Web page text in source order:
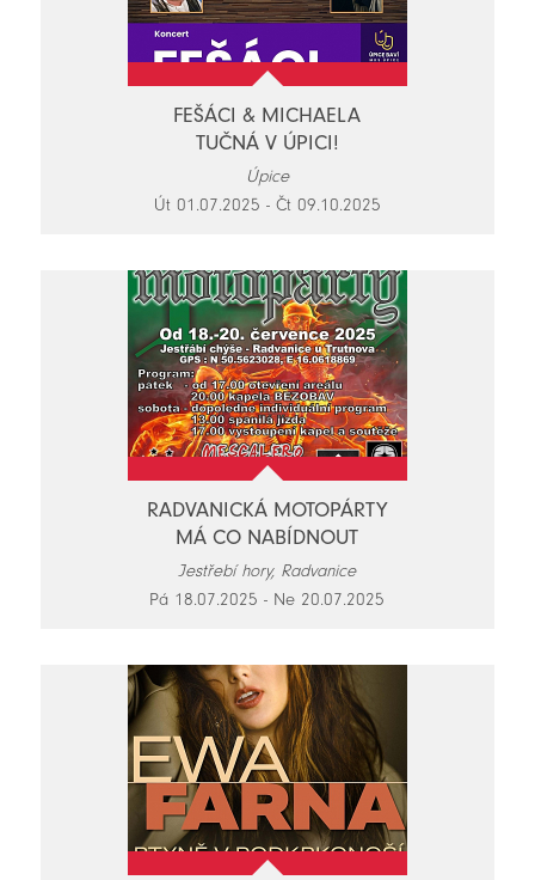
FEŠÁCI & MICHAELA
TUČNÁ V ÚPICI!
Úpice
Út 01.07.2025 - Čt 09.10.2025
RADVANICKÁ MOTOPÁRTY
MÁ CO NABÍDNOUT
Jestřebí hory, Radvanice
Pá 18.07.2025 - Ne 20.07.2025